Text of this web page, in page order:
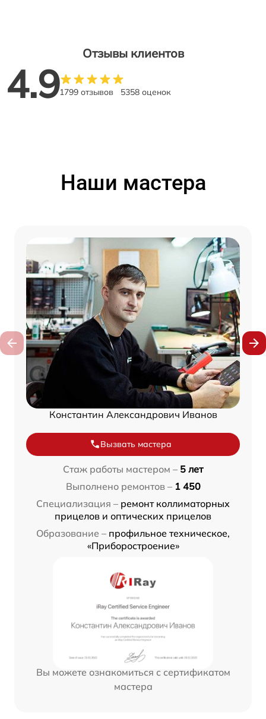
Отзывы клиентов
4.91799 отзывов 5358 оценок
Наши мастера
Константин Александрович Иванов
Вызвать мастера
Стаж работы мастером – 5 лет
Выполнено ремонтов – 1 450
Специализация – ремонт коллиматорных
прицелов и оптических прицелов
Образование – профильное техническое,
«Приборостроение»
Вы можете ознакомиться с сертификатом
мастера